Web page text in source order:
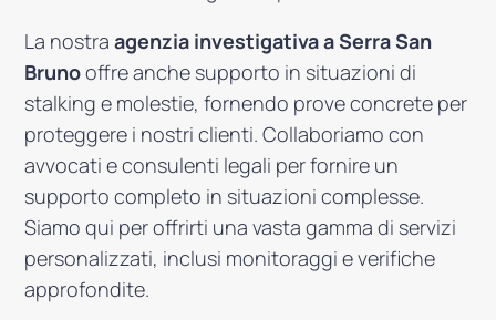
La nostraagenzia investigativa a Serra San
Brunooffre anche supporto in situazioni di
stalking e molestie, fornendo prove concrete per
proteggere i nostri clienti. Collaboriamo con
avvocati e consulenti legali per fornire un
supporto completo in situazioni complesse.
Siamo qui per offrirti una vasta gamma di servizi
personalizzati, inclusi monitoraggi e verifiche
approfondite.